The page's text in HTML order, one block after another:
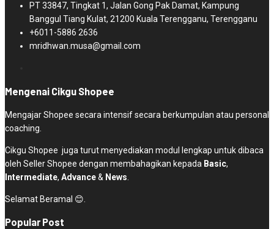
PT 33847, Tingkat 1, Jalan Gong Pak Damat, Kampung
Banggul Tiang Kulat, 21200 Kuala Terengganu, Terengganu
+6011-5886 2636
mridhwan.musa@gmail.com
Mengenai Cikgu Shopee
Mengajar Shopee secara intensif secara berkumpulan atau personal
coaching.
Cikgu Shopee juga turut menyediakan modul lengkap untuk dibaca
oleh Seller Shopee dengan membahagikan kepada Basic,
Intermediate, Advance& News
Selamat Beramal 😊.
Popular Post